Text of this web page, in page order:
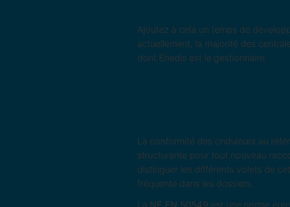
Ajoutez à cela un temps de
actuellement, la majorité des
dont Enedis est le gestionnaire.
La conformité des onduleurs au
structurante pour tout nouveau
distinguer les différents volets de
fréquente dans les dossiers.